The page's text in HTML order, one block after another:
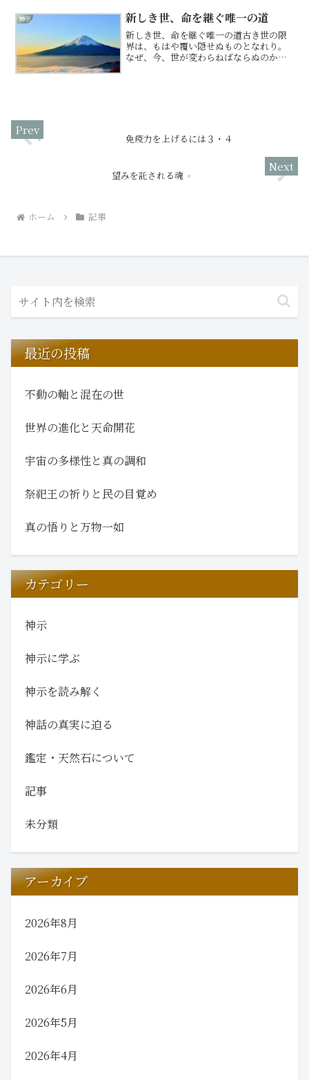
不自然なる結びつきは、現在...
神示 新しき世、命を継ぐ唯一の道
新しき世、命を継ぐ唯一の道古き世の限
界は、もはや覆い隠せぬものとなれり。
なぜ、今、世が変わらねばならぬのか。
免疫力を上げるには３・４
望みを託される魂
ホーム 記事
最近の投稿
不動の軸と混在の世
世界の進化と天命開花
宇宙の多様性と真の調和
祭祀王の祈りと民の目覚め
真の悟りと万物一如
カテゴリー
神示
神示に学ぶ
神示を読み解く
神話の真実に迫る
鑑定・天然石について
記事
未分類
アーカイブ
2026年8月
2026年7月
2026年6月
2026年5月
2026年4月